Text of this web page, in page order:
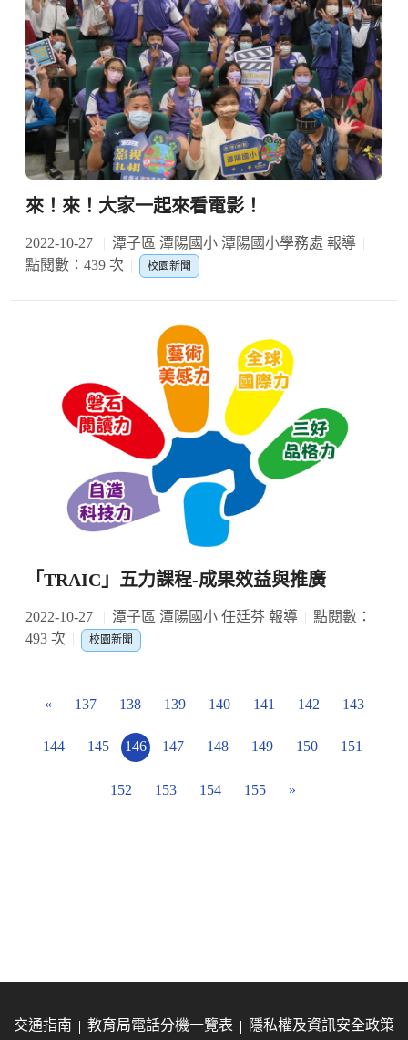
來！來！大家一起來看電影！
2022-10-27
潭子區 潭陽國小 潭陽國小學務處 報導
點閱數：439 次
校園新聞
「TRAIC」五力課程-成果效益與推廣
2022-10-27 潭子區 潭陽國小 任廷芬 報導
點閱數：
493 次
校園新聞
« 137 138 139 140 141 142 143
144 145 146 147 148 149 150 151
152 153 154 155 »
交通指南 教育局電話分機一覽表 隱私權及資訊安全政策